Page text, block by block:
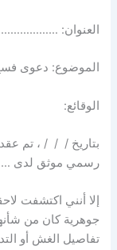
العنوان:
الموضوع: دعوى
الوقائع:
بتاريخ / / / ، تم
رسمي موثق لدى
إلا أنني اكتشفت
جوهرية كان من
تفاصيل الغش أو